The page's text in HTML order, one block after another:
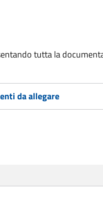
tutta la
da allegare